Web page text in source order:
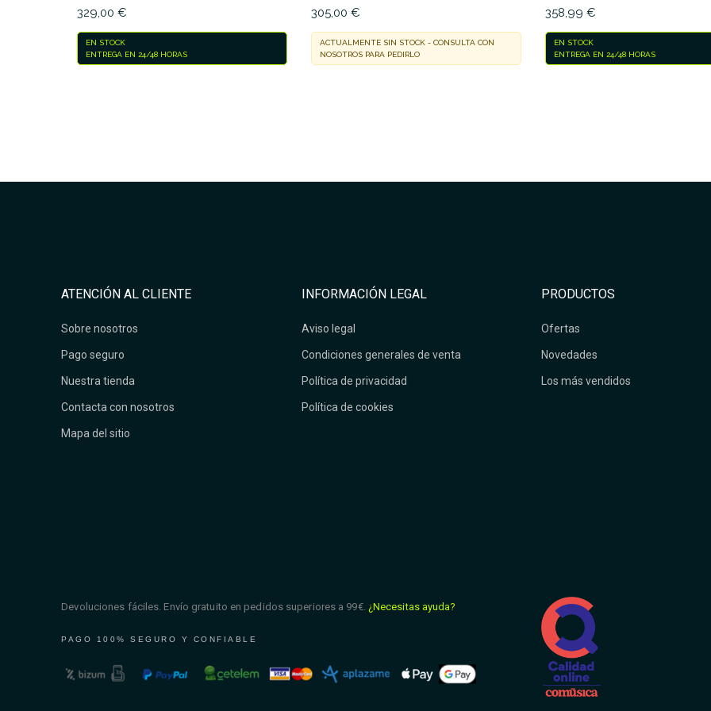
329,00 €
EN STOCK
ENTREGA EN 24/48 HORAS
305,00 €
ACTUALMENTE SIN STOCK - CONSULTA CON
NOSOTROS PARA PEDIRLO
358,99 €
EN STOCK
ENTREGA EN 24/48 HORAS
ATENCIÓN AL CLIENTE
Sobre nosotros
Pago seguro
Nuestra tienda
Contacta con nosotros
Mapa del sitio
INFORMACIÓN LEGAL
Aviso legal
Condiciones generales de venta
Política de privacidad
Política de cookies
PRODUCTOS
Ofertas
Novedades
Los más vendidos
Devoluciones fáciles. Envío gratuito en pedidos superiores a 99€. ¿Necesitas ayuda?
PAGO 100% SEGURO Y CONFIABLE